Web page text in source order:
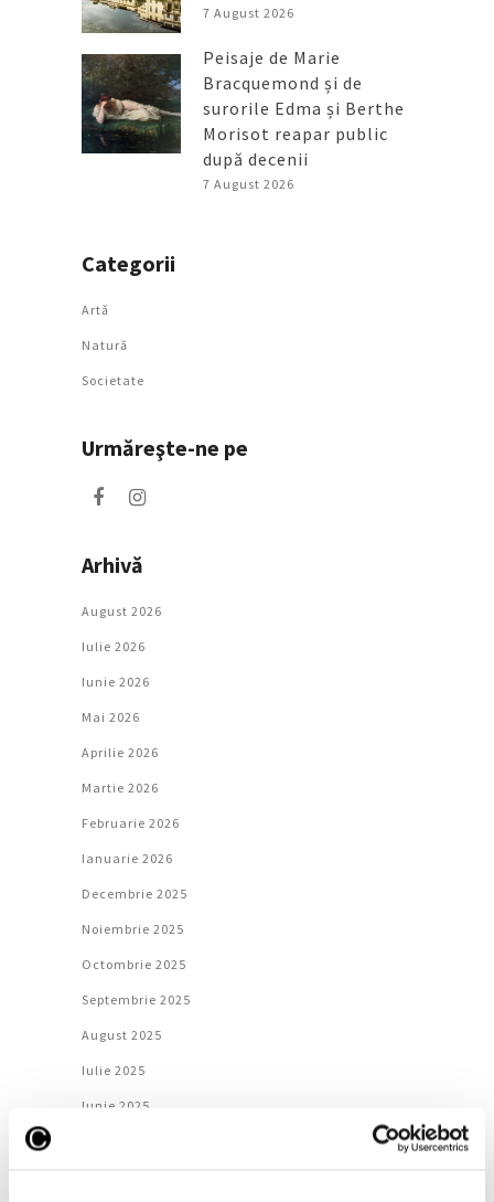
7 August 2026
Peisaje de Marie
Bracquemond și de
surorile Edma și Berthe
Morisot reapar public
după decenii
7 August 2026
Categorii
Artǎ
Natură
Societate
Urmăreşte-ne pe
Arhivă
August 2026
Iulie 2026
Iunie 2026
Mai 2026
Aprilie 2026
Martie 2026
Februarie 2026
Ianuarie 2026
Decembrie 2025
Noiembrie 2025
Octombrie 2025
Septembrie 2025
August 2025
Iulie 2025
Iunie 2025